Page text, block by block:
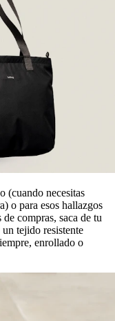
(cuando necesitas
o para esos hallazgos
compras, saca de tu
tejido resistente
enrollado o